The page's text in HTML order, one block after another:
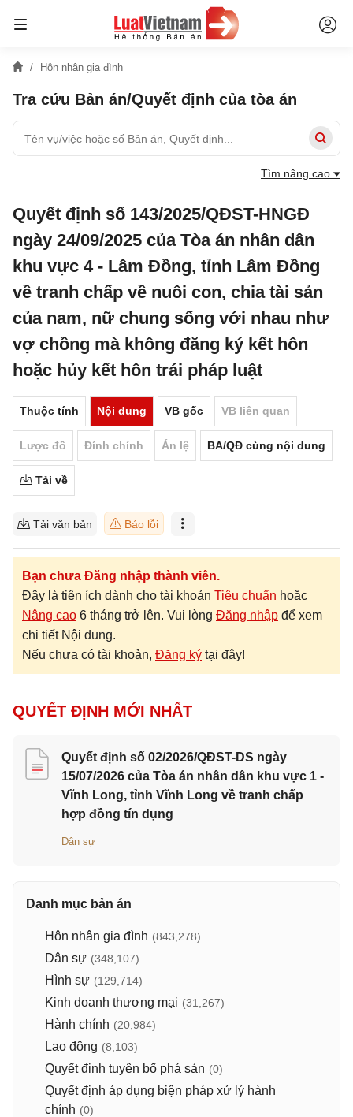
Hôn nhân gia đình
Tra cứu Bản án/Quyết định của tòa án
Tìm nâng cao
Quyết định số 143/2025/QĐST-HNGĐ
ngày 24/09/2025 của Tòa án nhân dân
khu vực 4 - Lâm Đồng, tỉnh Lâm Đồng
về tranh chấp về nuôi con, chia tài sản
của nam, nữ chung sống với nhau như
vợ chồng mà không đăng ký kết hôn
hoặc hủy kết hôn trái pháp luật
Thuộc tính Nội dung VB gốc VB liên quan
Lược đồ Đính chính Án lệ BA/QĐ cùng nội dung
Tải về
Tải văn bản Báo lỗi
Bạn chưa Đăng nhập thành viên.
Đây là tiện ích dành cho tài khoản Tiêu chuẩn hoặc
Nâng cao 6 tháng trở lên. Vui lòng Đăng nhập để xem
chi tiết Nội dung.
Nếu chưa có tài khoản, Đăng ký tại đây!
QUYẾT ĐỊNH MỚI NHẤT
Quyết định số 02/2026/QĐST-DS ngày
15/07/2026 của Tòa án nhân dân khu vực 1 -
Vĩnh Long, tỉnh Vĩnh Long về tranh chấp
hợp đồng tín dụng
Dân sự
Danh mục bản án
Hôn nhân gia đình (843,278)
Dân sự (348,107)
Hình sự (129,714)
Kinh doanh thương mại (31,267)
Hành chính (20,984)
Lao động (8,103)
Quyết định tuyên bố phá sản (0)
Quyết định áp dụng biện pháp xử lý hành
chính (0)